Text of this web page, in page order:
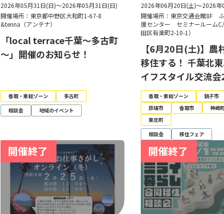
2026年05月31日(日)～2026年05月31日(日)
開催場所：東京都中野区大和町1-67-8
&tenna（アンテナ）
「local terrace千葉～多古町
～」開催のお知らせ！
香取・東総ゾーン
多古町
相談会
地域のイベント
2026年06月20日(土)～2026年
開催場所：東京交通会館8F
援センター セミナールーム
田区有楽町2-10-1）
【6月20日(土)】農
移住する！ 千葉北
イフスタイル交流
香取・東総ゾーン 銚子市
匝瑳市
香取市 神崎
東庄町
相談会
移住フェア